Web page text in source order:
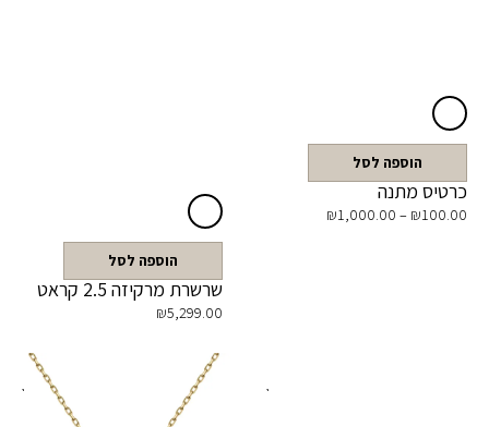
הוספה לסל
כרטיס מתנה
₪100.00
–
₪1,000.00
הוספה לסל
שרשרת מרקיזה 2.5 קראט
₪5,299.00